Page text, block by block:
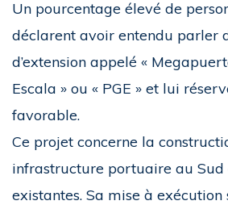
Un pourcentage élevé de
déclarent avoir entendu parler
d’extension appelé «
Escala » ou « PGE » et lui
favorable.
Ce projet concerne la
infrastructure portuaire au Sud
existantes. Sa mise à